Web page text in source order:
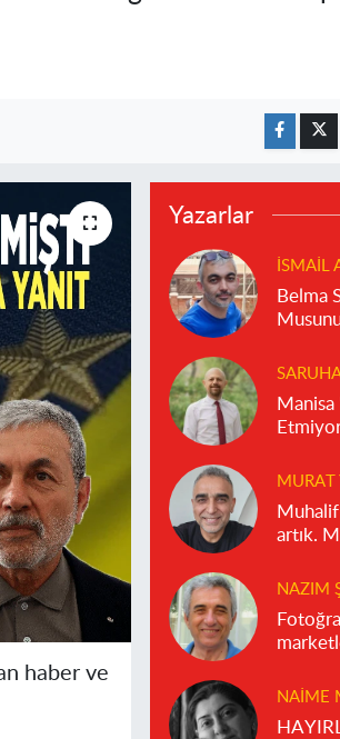
haber ve
Yazarlar
İSMAIL
Belma
Manisa
MURAT
artık.
NAZIM
NAIME
HAYIRLI